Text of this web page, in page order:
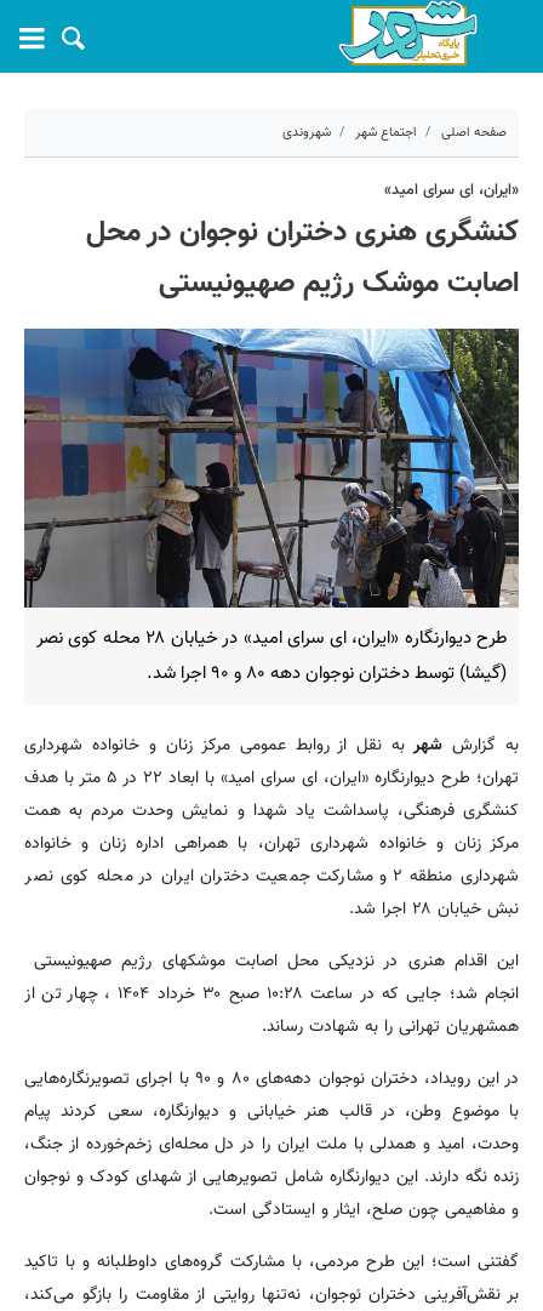
صفحه اصلی اجتماع شهر شهروندی
۱۲ مرداد ۱۴۰۴ - ۱۲:۲۳
کد مطلب: 70908
«ایران، ای سرای امید»
کنشگری هنری دختران نوجوان در محل
اصابت موشک رژیم صهیونیستی
طرح دیوارنگاره «ایران، ای سرای امید» در خیابان ۲۸ محله کوی نصر
(گیشا) توسط دختران نوجوان دهه ۸۰ و ۹۰ اجرا شد.
به گزارش شهر به نقل از روابط عمومی مرکز زنان و خانواده شهرداری
تهران؛ طرح دیوارنگاره «ایران، ای سرای امید» با ابعاد ۲۲ در ۵ متر با هدف
کنشگری فرهنگی، پاسداشت یاد شهدا و نمایش وحدت مردم به همت
مرکز زنان و خانواده شهرداری تهران، با همراهی اداره زنان و خانواده
شهرداری منطقه ۲ و مشارکت جمعیت دختران ایران در محله کوی نصر
نبش خیابان ۲۸ اجرا شد.
این اقدام هنری در نزدیکی محل اصابت موشکهای رژیم صهیونیستی
انجام شد؛ جایی که در ساعت ۱۰:۲۸ صبح ۳۰ خرداد ۱۴۰۴ ، چهار تن از
همشهریان تهرانی را به شهادت رساند.
در این رویداد، دختران نوجوان دهه‌های ۸۰ و ۹۰ با اجرای تصویرنگاره‌هایی
با موضوع وطن، در قالب هنر خیابانی و دیوارنگاره، سعی کردند پیام
وحدت، امید و همدلی با ملت ایران را در دل محله‌ای زخم‌خورده از جنگ،
زنده نگه دارند. این دیوارنگاره‌ شامل تصویرهایی از شهدای کودک و نوجوان
و مفاهیمی چون صلح، ایثار و ایستادگی است.
گفتنی است؛ این طرح مردمی، با مشارکت گروه‌های داوطلبانه و با تاکید
بر نقش‌آفرینی دختران نوجوان، نه‌تنها روایتی از مقاومت را بازگو می‌کند،